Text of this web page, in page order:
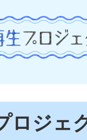
ロジェ